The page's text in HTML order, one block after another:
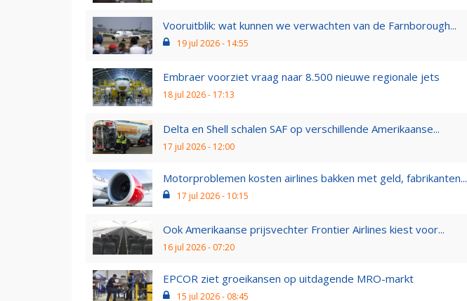
Vooruitblik: wat kunnen we verwachten van de Farnborough...
19 jul 2026 - 14:55
Embraer voorziet vraag naar 8.500 nieuwe regionale jets
18 jul 2026 - 17:13
Delta en Shell schalen SAF op verschillende Amerikaanse...
17 jul 2026 - 12:00
Motorproblemen kosten airlines bakken met geld, fabrikanten...
17 jul 2026 - 10:15
Ook Amerikaanse prijsvechter Frontier Airlines kiest voor...
16 jul 2026 - 07:20
EPCOR ziet groeikansen op uitdagende MRO-markt
15 jul 2026 - 08:45